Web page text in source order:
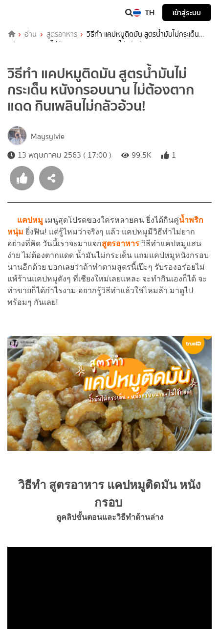
TH เข้าสู่ระบบ
อ่าน สูตรอาหาร
วิธีทำ แคปหมูติดมัน สูตรน้ำมันไม่กระเด็น
หนังกรอบนาน ไม่ต้องตากแดด กินเพลินไม่กลัวอ้วน!
วิธีทำ แคปหมูติดมัน สูตรน้ำมันไม่
กระเด็น หนังกรอบนาน ไม่ต้องตาก
แดด กินเพลินไม่กลัวอ้วน!
Maysylvie
13 พฤษภาคม 2563 ( 17:00 )
99.5K 1
แคปหมู เมนูสุดโปรดของใครหลายคน ยิ่งได้กินคู่น้ำพริก
หนุ่ม ยิ่งฟิน! แต่รู้ไหมว่าจริงๆ แล้ว แคปหมูมีวิธีทำไม่ยาก
อย่างที่คิด วันนี้เราจะมาแจกสูตรอาหาร วิธีทำแคปหมูแสน
ง่าย ไม่ต้องตากแดด น้ำมันไม่กระเด็น แถมแคปหมูหนังกรอบ
นานอีกด้วย บอกเลยว่าถ้าทำตามสูตรนี้เป๊ะๆ รับรองอร่อยไม่
แพ้ร้านแคปหมูดังๆ ที่เชียงใหม่เลยแหละ จะทำกินเองก็ได้ จะ
ทำขายก็ได้กำไรงาม อยากรู้วิธีทำแล้วใช่ไหมล้า มาดูไป
พร้อมๆ กันเลย!
วิธีทำ สูตรอาหาร แคปหมูติดมัน หนัง
กรอบ
ดูคลิปขั้นตอนและวิธีทำด้านล่าง